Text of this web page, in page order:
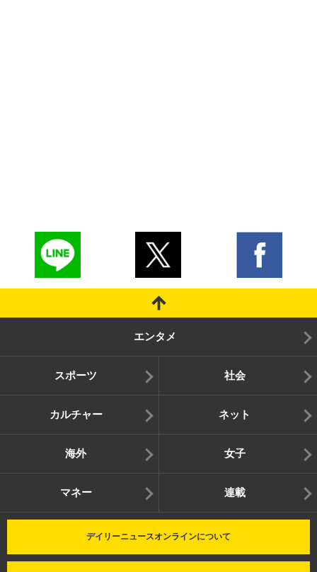
エンタメ
スポーツ 社会
カルチャー ネット
海外 女子
マネー 連載
デイリーニュースオンラインについて